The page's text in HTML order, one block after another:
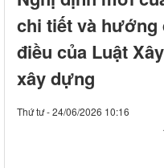
chi tiết và hướng
điều của Luật
xây dựng
Thứ tư - 24/06/2026 10:16